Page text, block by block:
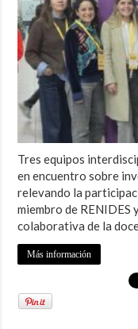
Tres equipos
en encuentro sobre
relevando la
miembro de
colaborativa de la
Más información